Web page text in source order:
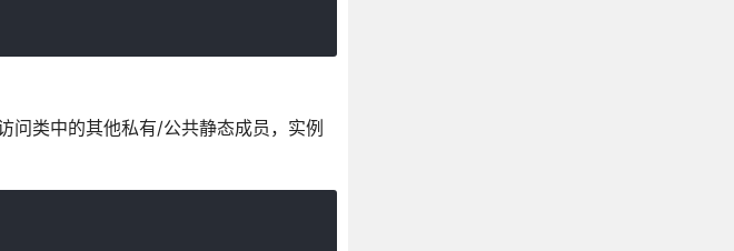
问类中的其他私有/公共静态成员，实例